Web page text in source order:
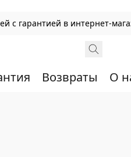
с гарантией в интернет-
Возвраты О